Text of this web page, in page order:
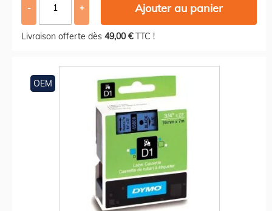
- + Ajouter au panier
Livraison offerte dès 49,00 €TTC !
OEM